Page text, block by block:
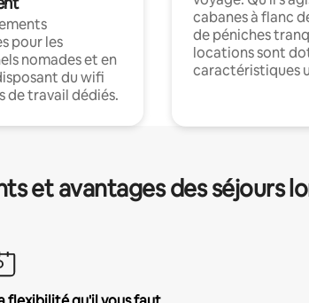
pour les
nomades et en
du wifi
de travail dédiés.
cabanes à flanc
de péniches
locations sont
caractéristiques
et avantages des séjours